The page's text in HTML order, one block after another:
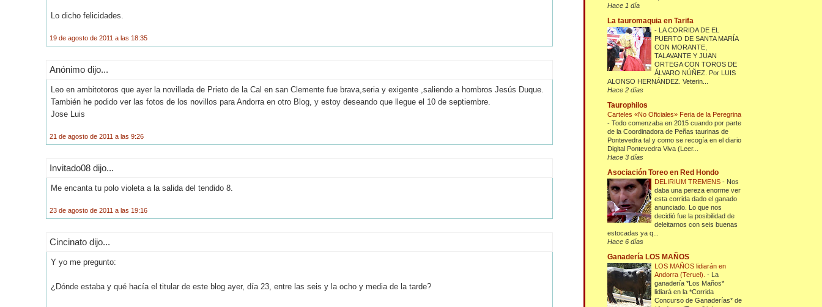
Lo dicho felicidades.
19 de agosto de 2011 a las 18:35
Anónimo dijo...
Leo en ambitotoros que ayer la novillada de Prieto de la Cal en san Clemente fue brava,seria y exigente ,saliendo a hombros Jesús Duque.
También he podido ver las fotos de los novillos para Andorra en otro Blog, y estoy deseando que llegue el 10 de septiembre.
Jose Luis
21 de agosto de 2011 a las 9:26
Invitado08 dijo...
Me encanta tu polo violeta a la salida del tendido 8.
23 de agosto de 2011 a las 19:16
Cincinato dijo...
Y yo me pregunto:
¿Dónde estaba y qué hacía el titular de este blog ayer, día 23, entre las seis y la ocho y media de la tarde?
Hace 1 día
La tauromaquia en Tarifa
- LA CORRIDA DE EL
PUERTO DE SANTA MARÍA
CON MORANTE,
TALAVANTE Y JUAN
ORTEGA CON TOROS DE
ÁLVARO NÚÑEZ. Por LUIS
ALONSO HERNÁNDEZ. Veterin...
Hace 2 días
Taurophilos
Carteles «No Oficiales» Feria de la Peregrina
-Todo comenzaba en 2015 cuando por parte
de la Coordinadora de Peñas taurinas de
Pontevedra tal y como se recogía en el diario
Digital Pontevedra Viva (Leer...
Hace 3 días
Asociación Toreo en Red Hondo
DELIRIUM TREMENS- Nos
daba una pereza enorme ver
esta corrida dado el ganado
anunciado. Lo que nos
decidió fue la posibilidad de
deleitarnos con seis buenas
estocadas ya q...
Hace 6 días
Ganadería LOS MAÑOS
LOS MAÑOS lidiarán en
Andorra (Teruel).- La
ganadería *Los Maños*
lidiará en la *Corrida
Concurso de Ganaderías* de